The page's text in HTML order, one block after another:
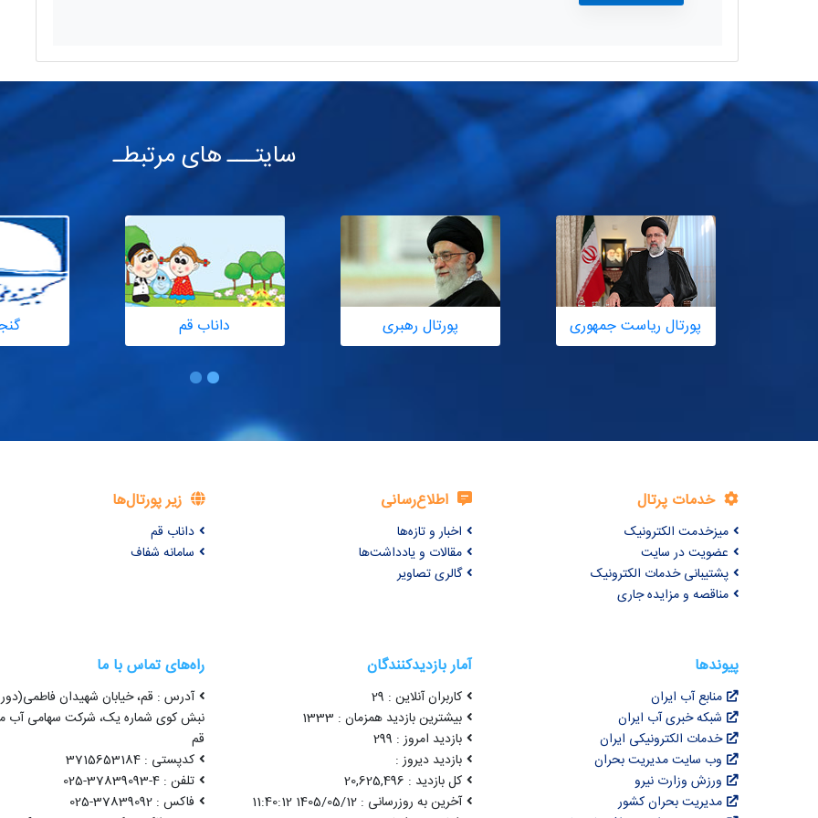
سایتـــ های مرتبطـ
پورتال ریاست جمهوری پورتال رهبری داناب قم
خدمات پرتال
میزخدمت الکترونیک
عضویت در سایت
پشتیبانی خدمات الکترونیک
مناقصه و مزایده جاری
اطلاع‌رسانی
اخبار و تازه‌ها
مقالات و یادداشت‌ها
گالری تصاویر
زیر پورتال‌ها
داناب قم
سامانه شفاف
پیوندها
منابع آب ایران
شبکه خبری آب ایران
خدمات الکترونیکی ایران
وب سایت مدیریت بحران
ورزش وزارت نیرو
مدیریت بحران کشور
آمار بازدیدکنندگان
کاربران آنلاین : 29
بیشترین بازدید همزمان : 1333
بازدید امروز : 299
بازدید دیروز :
کل بازدید : 20,625,496
آخرین به روزرسانی : 1405/05/12 11:40:12
راه‌های تماس با ما
آدرس : قم، خیابان شهیدان
نبش کوی شماره یک، شرکت سهامی آب
قم
کدپستی : 3715653184
تلفن : 4-37839093-025
فاکس : 37839092-025